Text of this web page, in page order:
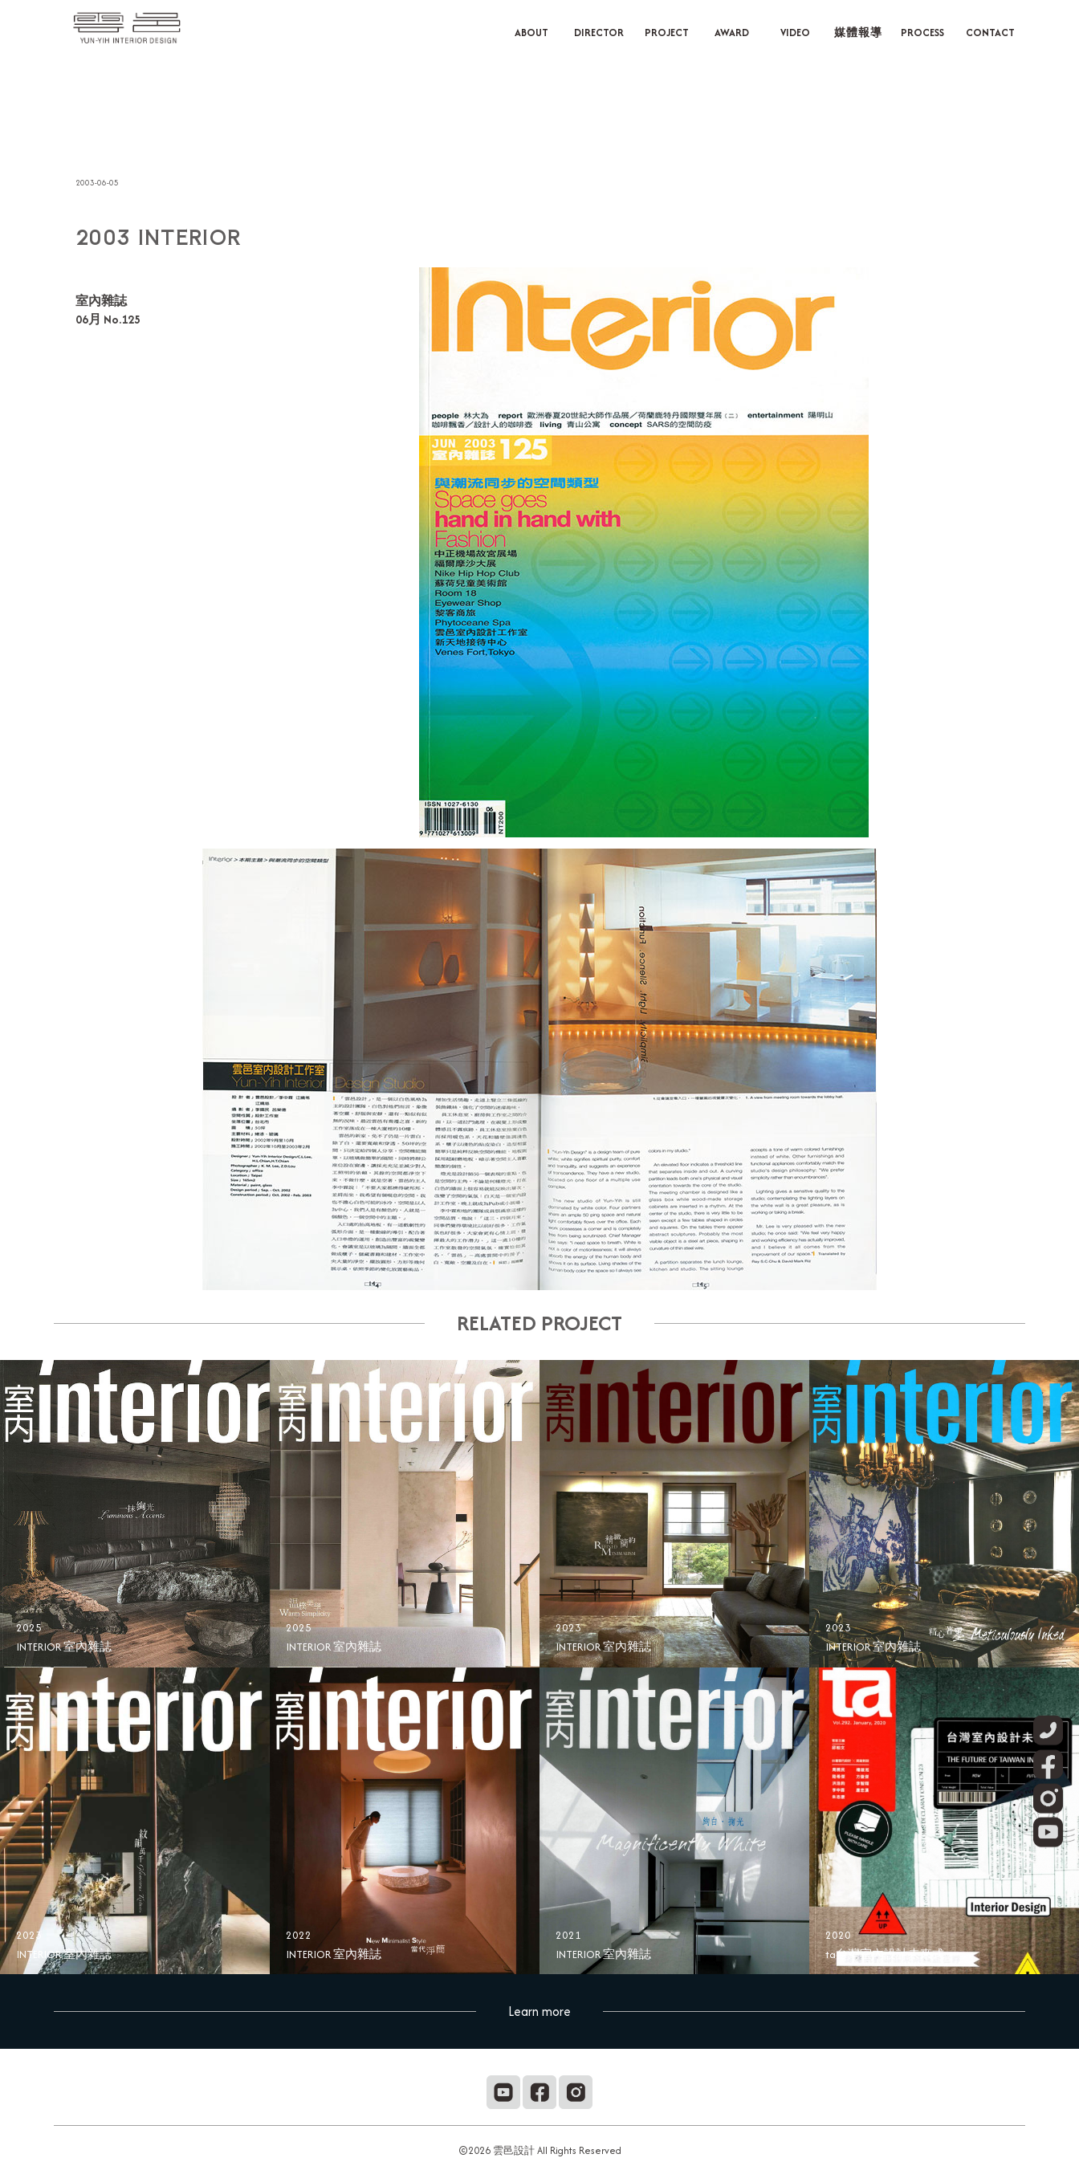
ABOUT DIRECTOR PROJECT AWARD VIDEO 媒體報導 PROCESS CONTACT
2003-06-05
2003 INTERIOR
室內雜誌
06月 No.125
RELATED PROJECT
2025
INTERIOR 室內雜誌
2025
INTERIOR 室內雜誌
2023
INTERIOR 室內雜誌
2023
INTERIOR 室內雜誌
2023
INTERIOR 室內雜誌
2022
INTERIOR 室內雜誌
2021
INTERIOR 室內雜誌
2020
ta台灣室內設計未來式
Learn more
©2026 雲邑設計 All Rights Reserved